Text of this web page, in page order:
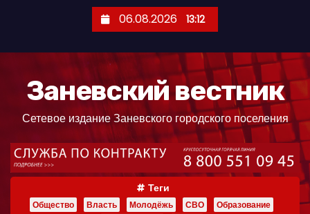
06.08.2026 13:12
Заневский вестник
Сетевое издание Заневского городского поселения
Теги
Общество Власть Молодёжь СВО
Образование